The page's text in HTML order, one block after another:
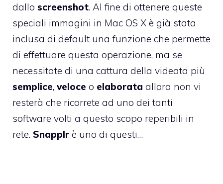
dallo screenshot. Al fine di ottenere queste
speciali immagini in Mac OS X è già stata
inclusa di default una funzione che permette
di effettuare questa operazione, ma se
necessitate di una cattura della videata più
semplice, veloce o elaborata allora non vi
resterà che ricorrete ad uno dei tanti
software volti a questo scopo reperibili in
rete. Snapplr è uno di questi…